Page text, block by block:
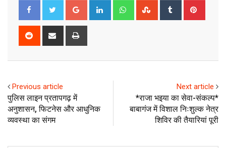
Google+ LinkedIn WhatsappStumbleUpon
Tumblr
Reddit
Share
Previous article
पुलिस लाइन प्रतापगढ़ में
अनुशासन, फिटनेस और आधुनिक
व्यवस्था का संगम
Next article
*राजा भइया का सेवा-संकल्प*
बाबागंज में विशाल निःशुल्क नेत्र
शिविर की तैयारियां पूरी